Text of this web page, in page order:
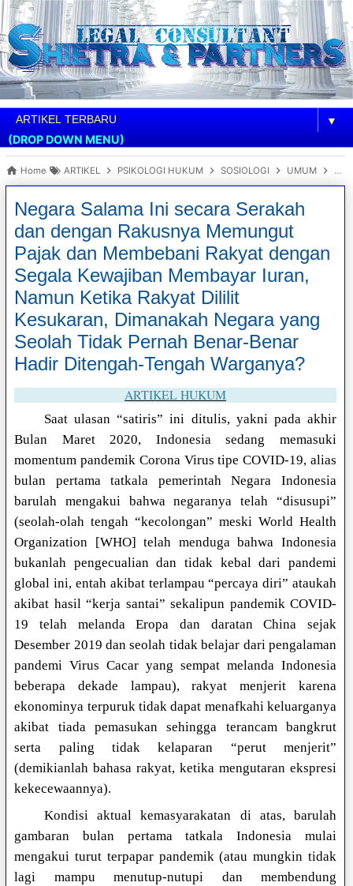
▼
(DROP DOWN MENU)
Home ARTIKEL PSIKOLOGI HUKUM SOSIOLOGI UMUM
Negara Salama Ini secara Serakah
dan dengan Rakusnya Memungut
Pajak dan Membebani Rakyat dengan
Segala Kewajiban Membayar Iuran,
Namun Ketika Rakyat Dililit
Kesukaran, Dimanakah Negara yang
Seolah Tidak Pernah Benar-Benar
Hadir Ditengah-Tengah Warganya?
ARTIKEL HUKUM
Saat ulasan “satiris” ini ditulis, yakni pada akhir
Bulan Maret 2020, Indonesia sedang memasuki
momentum pandemik Corona Virus tipe COVID-19, alias
bulan pertama tatkala pemerintah Negara Indonesia
barulah mengakui bahwa negaranya telah “disusupi”
(seolah-olah tengah “kecolongan” meski World Health
Organization [WHO] telah menduga bahwa Indonesia
bukanlah pengecualian dan tidak kebal dari pandemi
global ini, entah akibat terlampau “percaya diri” ataukah
akibat hasil “kerja santai” sekalipun pandemik COVID-
19 telah melanda Eropa dan daratan China sejak
Desember 2019 dan seolah tidak belajar dari pengalaman
pandemi Virus Cacar yang sempat melanda Indonesia
beberapa dekade lampau), rakyat menjerit karena
ekonominya terpuruk tidak dapat menafkahi keluarganya
akibat tiada pemasukan sehingga terancam bangkrut
serta paling tidak kelaparan “perut menjerit”
(demikianlah bahasa rakyat, ketika mengutaran ekspresi
kekecewaannya).
Kondisi aktual kemasyarakatan di atas, barulah
gambaran bulan pertama tatkala Indonesia mulai
mengakui turut terpapar pandemik (atau mungkin tidak
lagi mampu menutup-nutupi dan membendung